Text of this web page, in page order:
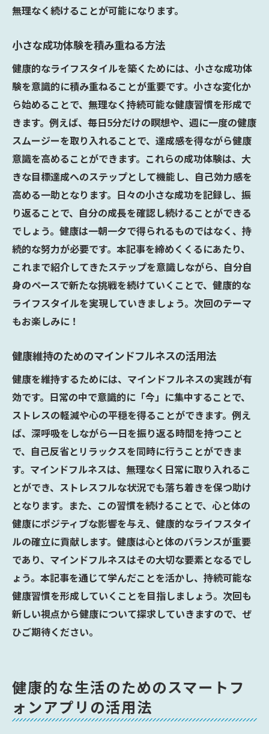
無理なく続けることが可能になります。
小さな成功体験を積み重ねる方法
健康的なライフスタイルを築くためには、小さな成功体
験を意識的に積み重ねることが重要です。小さな変化か
ら始めることで、無理なく持続可能な健康習慣を形成で
きます。例えば、毎日5分だけの瞑想や、週に一度の健康
スムージーを取り入れることで、達成感を得ながら健康
意識を高めることができます。これらの成功体験は、大
きな目標達成へのステップとして機能し、自己効力感を
高める一助となります。日々の小さな成功を記録し、振
り返ることで、自分の成長を確認し続けることができる
でしょう。健康は一朝一夕で得られるものではなく、持
続的な努力が必要です。本記事を締めくくるにあたり、
これまで紹介してきたステップを意識しながら、自分自
身のペースで新たな挑戦を続けていくことで、健康的な
ライフスタイルを実現していきましょう。次回のテーマ
もお楽しみに！
健康維持のためのマインドフルネスの活用法
健康を維持するためには、マインドフルネスの実践が有
効です。日常の中で意識的に「今」に集中することで、
ストレスの軽減や心の平穏を得ることができます。例え
ば、深呼吸をしながら一日を振り返る時間を持つこと
で、自己反省とリラックスを同時に行うことができま
す。マインドフルネスは、無理なく日常に取り入れるこ
とができ、ストレスフルな状況でも落ち着きを保つ助け
となります。また、この習慣を続けることで、心と体の
健康にポジティブな影響を与え、健康的なライフスタイ
ルの確立に貢献します。健康は心と体のバランスが重要
であり、マインドフルネスはその大切な要素となるでし
ょう。本記事を通じて学んだことを活かし、持続可能な
健康習慣を形成していくことを目指しましょう。次回も
新しい視点から健康について探求していきますので、ぜ
ひご期待ください。
健康的な生活のためのスマートフ
ォンアプリの活用法